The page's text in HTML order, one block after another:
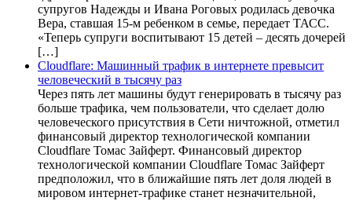
супругов Надежды и Ивана Роговых родилась девочка
Вера, ставшая 15-м ребенком в семье, передает ТАСС.
«Теперь супруги воспитывают 15 детей – десять дочерей
[…]
Cloudflare: Машинный трафик в интернете превысит
человеческий в тысячу раз
Через пять лет машины будут генерировать в тысячу раз
больше трафика, чем пользователи, что сделает долю
человеческого присутствия в Сети ничтожной, отметил
финансовый директор технологической компании
Cloudflare Томас Зайферт. Финансовый директор
технологической компании Cloudflare Томас Зайферт
предположил, что в ближайшие пять лет доля людей в
мировом интернет-трафике станет незначительной,